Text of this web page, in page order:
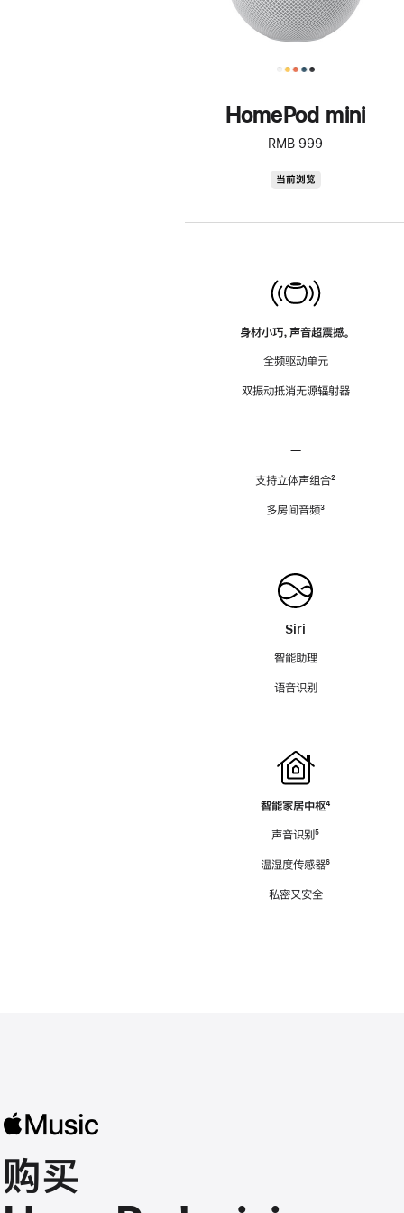
HomePod mini
RMB 999
当前浏览
身材小巧，声音超震撼。
全频驱动单元
双振动抵消无源辐射器
—
—
支持立体声组合脚
²
多房间音频脚
³
Siri
智能助理
语音识别
智能家居中枢脚
⁴
声音识别脚
⁵
温湿度传感器脚
⁶
私密又安全
购买